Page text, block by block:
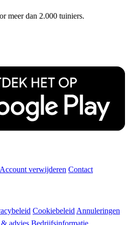
meer dan 2.000 tuiniers.
Account verwijderen Contact
Cookiebeleid Annuleringen
advies Bedrijfsinformatie